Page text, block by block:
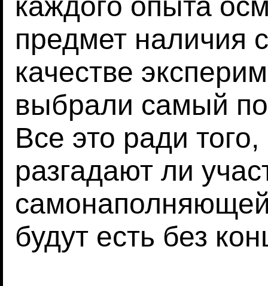
каждого опыта
предмет наличия
качестве
выбрали самый
Все это ради
разгадают ли
будут есть без